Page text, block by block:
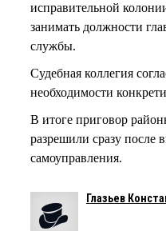
исправительной
занимать должности
службы.
Судебная коллегия
необходимости
В итоге приговор
разрешили сразу после
самоуправления.
Глазьев